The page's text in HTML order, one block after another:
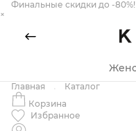
Финальные скидки до -80%!
×
Главная
Каталог
Корзина
Избранное